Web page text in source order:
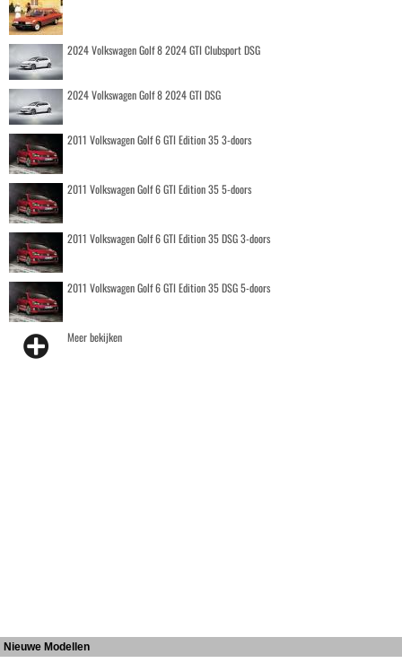
2024 Volkswagen Golf 8 2024 GTI Clubsport DSG
2024 Volkswagen Golf 8 2024 GTI DSG
2011 Volkswagen Golf 6 GTI Edition 35 3-doors
2011 Volkswagen Golf 6 GTI Edition 35 5-doors
2011 Volkswagen Golf 6 GTI Edition 35 DSG 3-doors
2011 Volkswagen Golf 6 GTI Edition 35 DSG 5-doors
Meer bekijken
Nieuwe Modellen